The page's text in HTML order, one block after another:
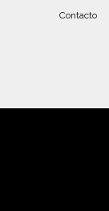
Contacto